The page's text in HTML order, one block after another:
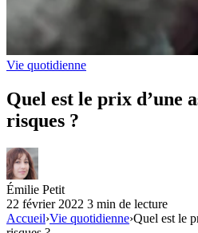
Vie quotidienne
Quel est le prix d’une
risques ?
Émilie Petit
22 février 2022 3 min de lecture
Accueil›Vie quotidienne›Quel est le